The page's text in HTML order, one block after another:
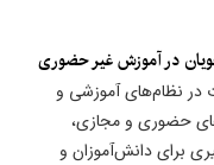
در آموزش غیر حضوری
در نظام‌های آموزشی و
حضوری و مجازی،
برای دانش‌آموزان و